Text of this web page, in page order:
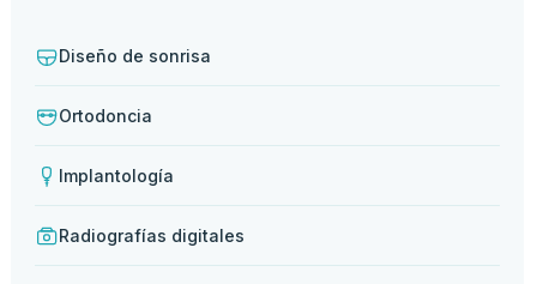
Diseño de sonrisa
Ortodoncia
Implantología
Radiografías digitales